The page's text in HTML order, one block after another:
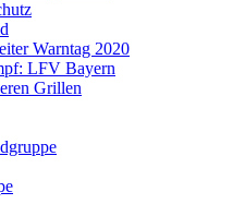
Warntag 2020
LFV Bayern
Grillen